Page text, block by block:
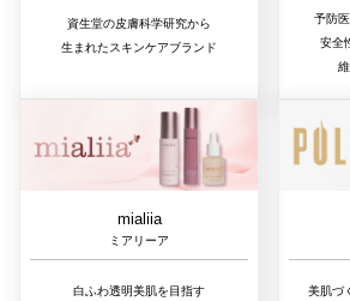
資生堂の皮膚科学研究から
生まれたスキンケアブランド
予防
安全
mialiia
ミアリーア
白ふわ透明美肌を目指す
美肌づ